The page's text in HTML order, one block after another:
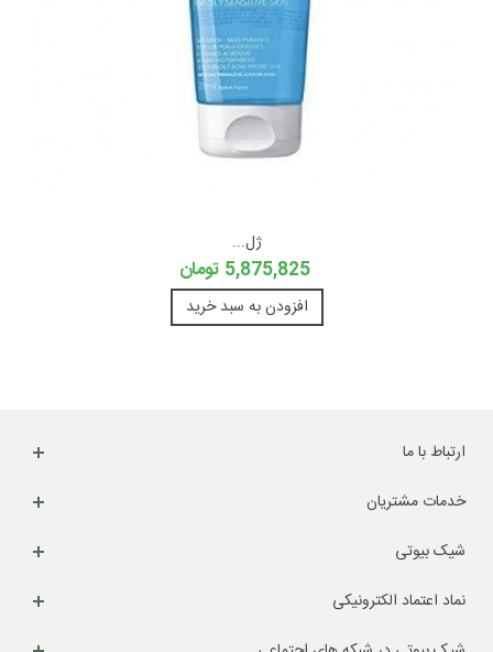
ژل...
5,875,825 تومان
افزودن به سبد خرید
ارتباط با ما
خدمات مشتریان
شیک بیوتی
نماد اعتماد الکترونیکی